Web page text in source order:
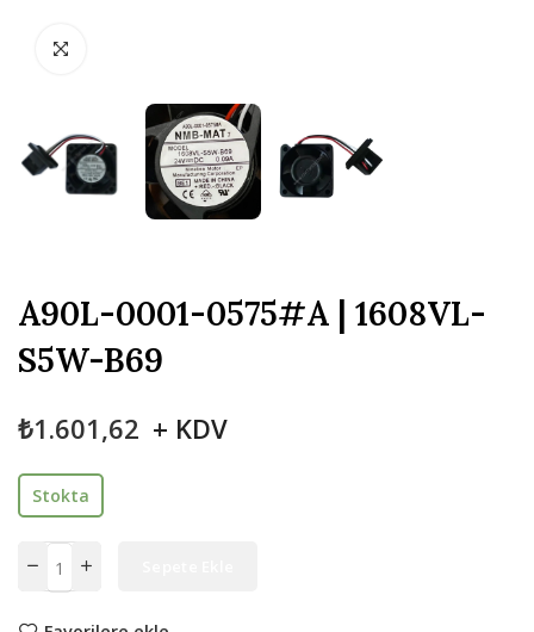
A90L-0001-0575#A | 1608VL-
S5W-B69
₺1.601,62 + KDV
Stokta